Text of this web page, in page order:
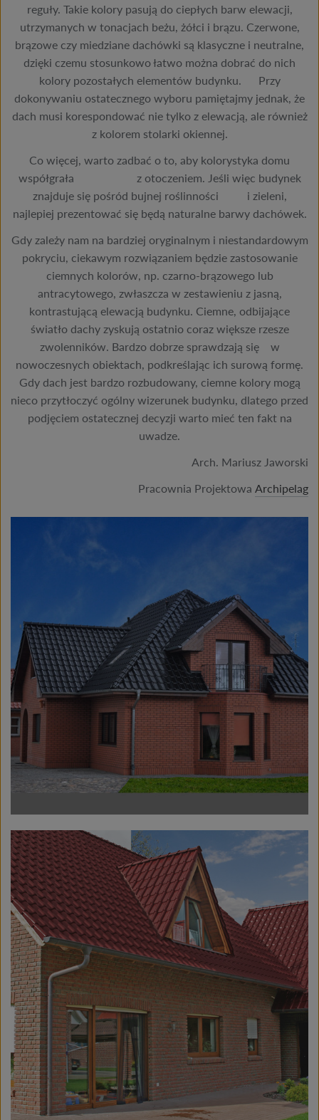
reguły. Takie kolory pasują do ciepłych barw elewacji,
utrzymanych w tonacjach beżu, żółci i brązu. Czerwone,
brązowe czy miedziane dachówki są klasyczne i neutralne,
dzięki czemu stosunkowo łatwo można dobrać do nich
kolory pozostałych elementów budynku. Przy
dokonywaniu ostatecznego wyboru pamiętajmy jednak, że
dach musi korespondować nie tylko z elewacją, ale również
z kolorem stolarki okiennej.
Co więcej, warto zadbać o to, aby kolorystyka domu
współgrała z otoczeniem. Jeśli więc budynek
znajduje się pośród bujnej roślinności i zieleni,
najlepiej prezentować się będą naturalne barwy dachówek.
Gdy zależy nam na bardziej oryginalnym i niestandardowym
pokryciu, ciekawym rozwiązaniem będzie zastosowanie
ciemnych kolorów, np. czarno-brązowego lub
antracytowego, zwłaszcza w zestawieniu z jasną,
kontrastującą elewacją budynku. Ciemne, odbijające
światło dachy zyskują ostatnio coraz większe rzesze
zwolenników. Bardzo dobrze sprawdzają się w
nowoczesnych obiektach, podkreślając ich surową formę.
Gdy dach jest bardzo rozbudowany, ciemne kolory mogą
nieco przytłoczyć ogólny wizerunek budynku, dlatego przed
podjęciem ostatecznej decyzji warto mieć ten fakt na
uwadze.
Arch. Mariusz Jaworski
Pracownia Projektowa Archipelag